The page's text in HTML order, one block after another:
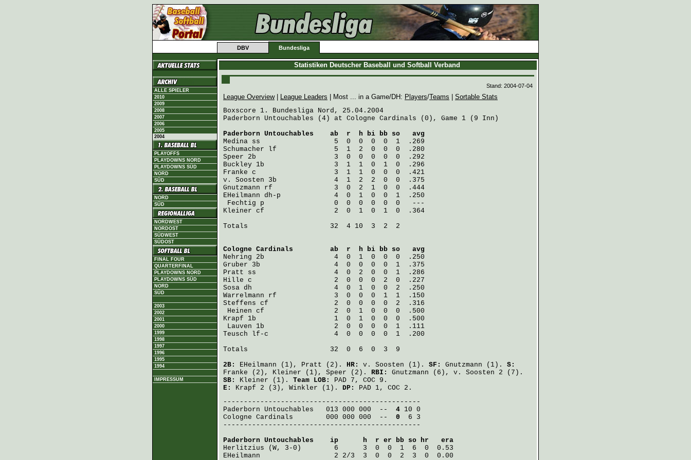
DBV Bundesliga
ALLE SPIELER
2010
2009
2008
2007
2006
2005
2004
PLAYOFFS
PLAYDOWNS NORD
PLAYDOWNS SÜD
NORD
SÜD
NORD
SÜD
NORDWEST
NORDOST
SÜDWEST
SÜDOST
FINAL FOUR
QUARTERFINAL
PLAYDOWNS NORD
PLAYDOWNS SÜD
NORD
SÜD
2003
2002
2001
2000
1999
1998
1997
1996
1995
1994
IMPRESSUM
Statistiken Deutscher Baseball und Softball Verband
Stand: 2004-07-04
League Overview| League Leaders | Most ... in a Game/DH: Players/Teams
Sortable Stats
Boxscore 1. Bundesliga Nord, 25.04.2004
Paderborn Untouchables (4) at Cologne Cardinals (0), Game 1 (9 Inn)
Paderborn Untouchables
    ab  r  h bi bb so   avg
Medina
Schumacher
Speer
Buckley
Franke
v. Soosten
Gnutzmann
EHeilmann dh-p             4  0  1  0  0  1  .250
Fechtig
Kleiner cf                 2  0  1  0  1  0  .364
Totals                    32  4 10  3  2  2
Cologne Cardinals
         ab  r  h bi bb so   avg
Nehring
Gruber
Pratt
Hille
Sosa
Warrelmann
Steffens cf                2  0  0  0  0  2  .316
Heinen
Krapf 1b                   1  0  1  0  0  0  .500
Lauven
Teusch lf-c                4  0  0  0  0  1  .200
Totals                    32  0  6  0  3  9
2B: EHeilmann (1), Pratt (2). HR: v. Soosten (1). SF: Gnutzmann (1). S:
Franke (2), Kleiner (1), Speer (2). RBI: Gnutzmann (6), v. Soosten 2 (7).
SB: Kleiner (1). Team LOB:
PAD 7, COC 9.
E: Krapf 2 (3), Winkler (1). DP:
PAD 1, COC 2.
Paderborn Untouchables
   013 000 000  --
4
Cologne Cardinals
        000 000 000  --
0
  6 3
------------------------------------------------
Paderborn Untouchables
    ip      h  r er bb so hr   era
Herlitzius
EHeilmann